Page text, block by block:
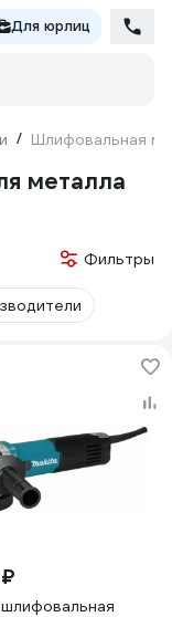
Для юрлиц
/ Шлифовальная
металла
Фильтры